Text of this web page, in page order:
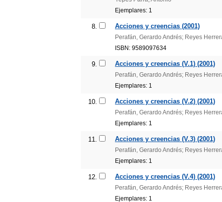
Ejemplares: 1
8. Acciones y creencias (2001)
Perafán, Gerardo Andrés; Reyes
ISBN: 9589097634
9. Acciones y creencias (V.1) (2001)
Perafán, Gerardo Andrés; Reyes
Ejemplares: 1
10. Acciones y creencias (V.2) (2001)
Perafán, Gerardo Andrés; Reyes
Ejemplares: 1
11. Acciones y creencias (V.3) (2001)
Perafán, Gerardo Andrés; Reyes
Ejemplares: 1
12. Acciones y creencias (V.4) (2001)
Perafán, Gerardo Andrés; Reyes
Ejemplares: 1